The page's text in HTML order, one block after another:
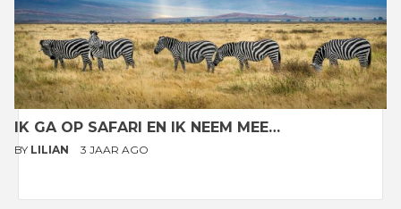
IK GA OP SAFARI EN IK NEEM MEE…
BY LILIAN 3 JAAR AGO